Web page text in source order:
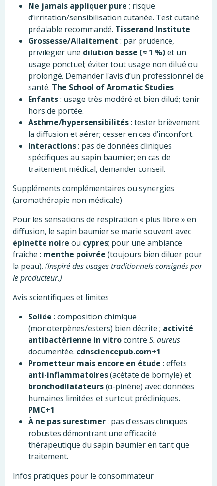
Ne jamais appliquer pure ; risque
d’irritation/sensibilisation cutanée. Test cutané
préalable recommandé. Tisserand Institute
Grossesse/Allaitement : par prudence,
privilégier une dilution basse (≈ 1 %)et un
usage ponctuel; éviter tout usage non dilué ou
prolongé. Demander l’avis d’un professionnel de
santé. The School of Aromatic Studies
Enfants: usage très modéré et bien dilué; tenir
hors de portée.
Asthme/hypersensibilités: tester brièvement
la diffusion et aérer; cesser en cas d’inconfort.
Interactions: pas de données cliniques
spécifiques au sapin baumier; en cas de
traitement médical, demander conseil.
Suppléments complémentaires ou synergies
(aromathérapie non médicale)
Pour les sensations de respiration « plus libre » en
diffusion, le sapin baumier se marie souvent avec
épinette noire ou cypres; pour une ambiance
fraîche : menthe poivrée (toujours bien diluer pour
la peau). (Inspiré des usages traditionnels consignés par
le producteur.)
Avis scientifiques et limites
Solide : composition chimique
(monoterpènes/esters) bien décrite ; activité
antibactérienne in vitrocontre S. aureus
documentée. cdnsciencepub.com+1
Prometteur mais encore en étude : effets
anti-inflammatoires(acétate de bornyle) et
bronchodilatateurs(α-pinène) avec données
humaines limitées et surtout précliniques.
PMC+1
À ne pas surestimer: pas d’essais cliniques
robustes démontrant une efficacité
thérapeutique du sapin baumier en tant que
traitement.
Infos pratiques pour le consommateur